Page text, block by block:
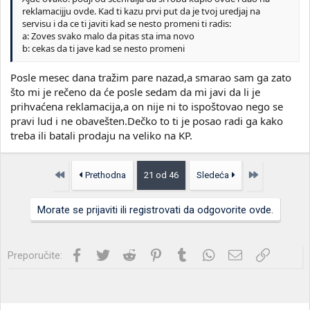
reklamacijju ovde. Kad ti kazu prvi put da je tvoj uredjaj na
servisu i da ce ti javiti kad se nesto promeni ti radis:
a: Zoves svako malo da pitas sta ima novo
b: cekas da ti jave kad se nesto promeni
Posle mesec dana tražim pare nazad,a smarao sam ga zato
što mi je rečeno da će posle sedam da mi javi da li je
prihvaćena reklamacija,a on nije ni to ispoštovao nego se
pravi lud i ne obavešten.Dečko to ti je posao radi ga kako
treba ili batali prodaju na veliko na KP.
Prvo Prethodna 21 od 46 Sledeća Poslednja
Morate se prijaviti ili registrovati da odgovorite ovde.
Preporučite: Facebook
Twitter Reddit PinterestTumblrWhatsApp
Imejl Link